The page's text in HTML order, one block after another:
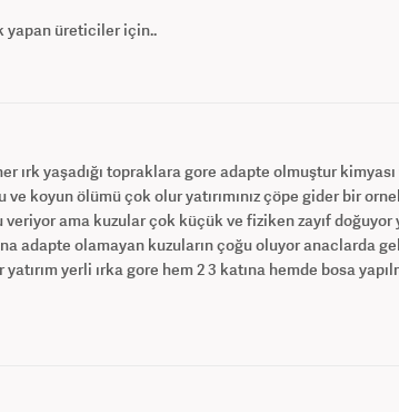
yapan üreticiler için..
ırk yaşadığı topraklara gore adapte olmuştur kimyası
koyun ölümü çok olur yatırımınız çöpe gider bir
ama kuzular çok küçük ve fiziken zayıf doğuyor
adapte olamayan kuzuların çoğu oluyor anaclarda
yerli ırka gore hem 2 3 katına hemde bosa